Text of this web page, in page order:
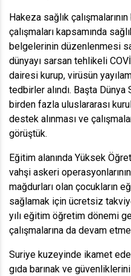
Hakeza sağlık
çalışmaları kapsamında
belgelerinin düzenlenmesi
dünyayı sarsan tehlikeli
dairesi kurup, virüsün
tedbirler alındı. Başta
birden fazla uluslararası
destek alınması ve
görüştük.
Eğitim alanında Yüksek
vahşi askeri
mağdurları olan çocukların
sağlamak için ücretsiz
yılı eğitim öğretim dönemi
çalışmalarına da devam
Suriye kuzeyinde ikamet
gıda barınak ve